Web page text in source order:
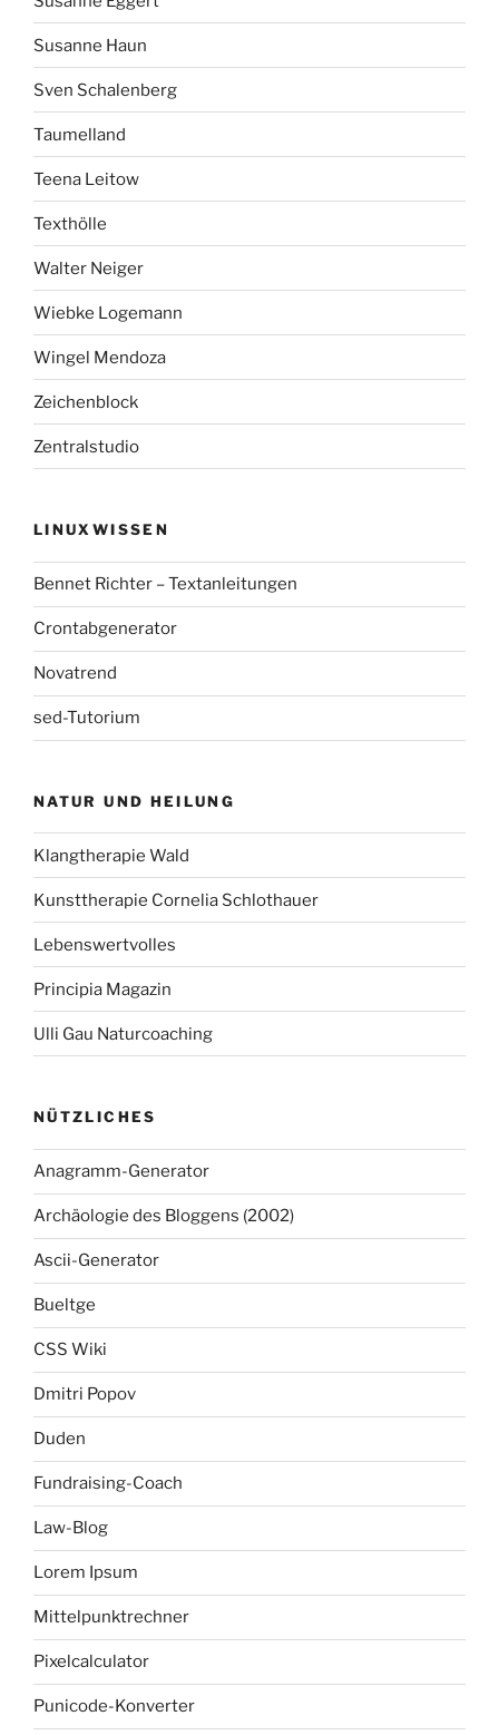
Susanne Haun
Sven Schalenberg
Taumelland
Teena Leitow
Texthölle
Walter Neiger
Wiebke Logemann
Wingel Mendoza
Zeichenblock
Zentralstudio
LINUXWISSEN
Bennet Richter – Textanleitungen
Crontabgenerator
Novatrend
sed-Tutorium
NATUR UND HEILUNG
Klangtherapie Wald
Kunsttherapie Cornelia Schlothauer
Lebenswertvolles
Principia Magazin
Ulli Gau Naturcoaching
NÜTZLICHES
Anagramm-Generator
Archäologie des Bloggens (2002)
Ascii-Generator
Bueltge
CSS Wiki
Dmitri Popov
Duden
Fundraising-Coach
Law-Blog
Lorem Ipsum
Mittelpunktrechner
Pixelcalculator
Punicode-Konverter